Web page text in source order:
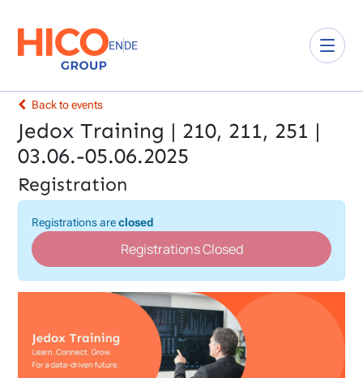
ENDE
Back to events
Jedox Training | 210, 211, 251 |
03.06.-05.06.2025
Registration
Registrations areclosed
Registrations Closed